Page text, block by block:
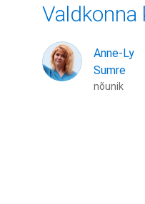
Valdkonna
Anne-Ly
Sumre
nõunik